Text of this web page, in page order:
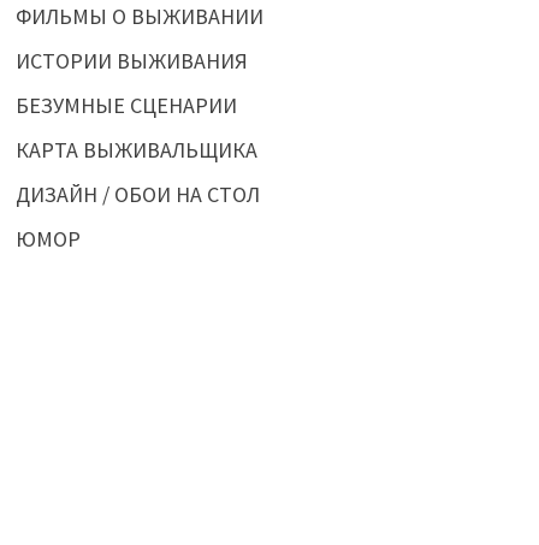
ФИЛЬМЫ О ВЫЖИВАНИИ
ИСТОРИИ ВЫЖИВАНИЯ
БЕЗУМНЫЕ СЦЕНАРИИ
КАРТА ВЫЖИВАЛЬЩИКА
ДИЗАЙН / ОБОИ НА СТОЛ
ЮМОР